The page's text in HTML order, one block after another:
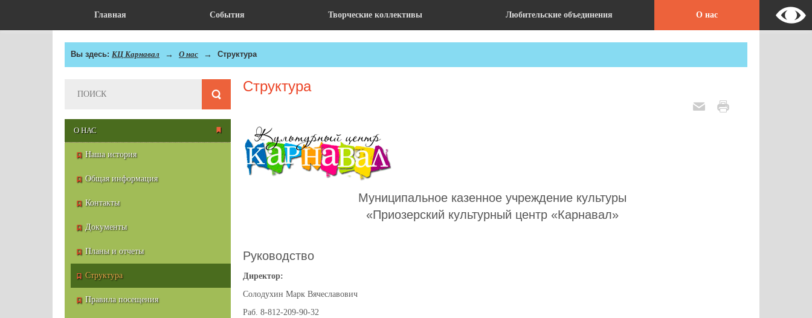
Главная События Творческие коллективы Любительские объединения О нас
Вы здесь: КЦ Карнавал О нас Структура
О НАС
Наша история
Общая информация
Контакты
Документы
Планы и отчеты
Структура
Правила посещения
Структура
Муниципальное казенное учреждение культуры
«Приозерский культурный центр «Карнавал»
Руководство
Директор:
Солодухин Марк Вячеславович
Раб. 8-812-209-90-32